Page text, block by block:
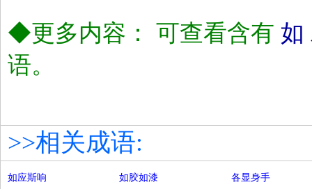
◆更多内容： 可查看含有 如
语。
>>相关成语:
如应斯响 如胶如漆 各显身手